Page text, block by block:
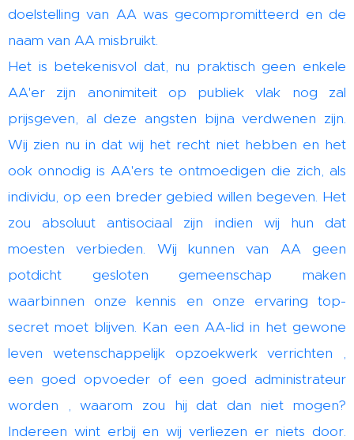
doelstelling van AA was gecompromitteerd en de
naam van AA misbruikt.
Het is betekenisvol dat, nu praktisch geen enkele
AA'er zijn anonimiteit op publiek vlak nog zal
prijsgeven, al deze angsten bijna verdwenen zijn.
Wij zien nu in dat wij het recht niet hebben en het
ook onnodig is AA'ers te ontmoedigen die zich, als
individu, op een breder gebied willen begeven. Het
zou absoluut antisociaal zijn indien wij hun dat
moesten verbieden. Wij kunnen van AA geen
potdicht gesloten gemeenschap maken
waarbinnen onze kennis en onze ervaring top-
secret moet blijven. Kan een AA-lid in het gewone
leven wetenschappelijk opzoekwerk verrichten ,
een goed opvoeder of een goed administrateur
worden , waarom zou hij dat dan niet mogen?
Indereen wint erbij en wij verliezen er niets door.